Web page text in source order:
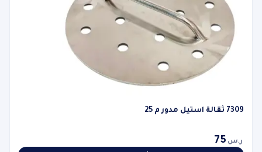
7309 ثقالة استيل مدور م 25
ر.س 75